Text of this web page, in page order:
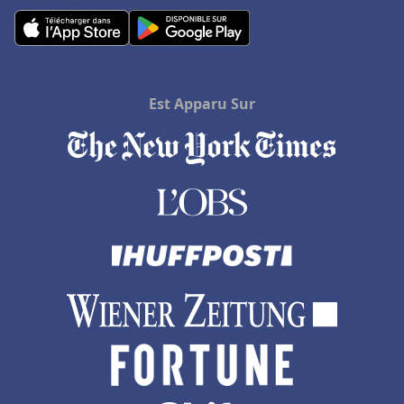
Hôtels à Avallon
Hôtels à Maussane les Alpilles
Hôtels à Hammamet
Est Apparu Sur